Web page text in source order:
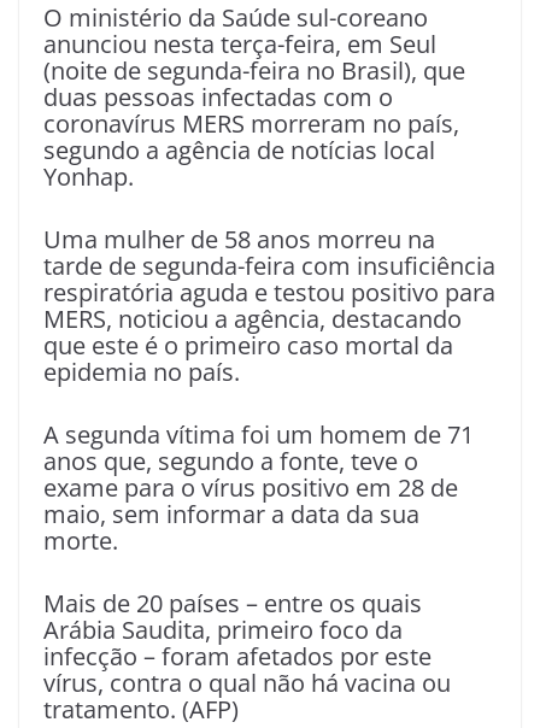
O ministério da Saúde sul-coreano
anunciou nesta terça-feira, em Seul
(noite de segunda-feira no Brasil), que
duas pessoas infectadas com o
coronavírus MERS morreram no país,
segundo a agência de notícias local
Yonhap.
Uma mulher de 58 anos morreu na
tarde de segunda-feira com insuficiência
respiratória aguda e testou positivo para
MERS, noticiou a agência, destacando
que este é o primeiro caso mortal da
epidemia no país.
A segunda vítima foi um homem de 71
anos que, segundo a fonte, teve o
exame para o vírus positivo em 28 de
maio, sem informar a data da sua
morte.
Mais de 20 países – entre os quais
Arábia Saudita, primeiro foco da
infecção – foram afetados por este
vírus, contra o qual não há vacina ou
tratamento. (AFP)